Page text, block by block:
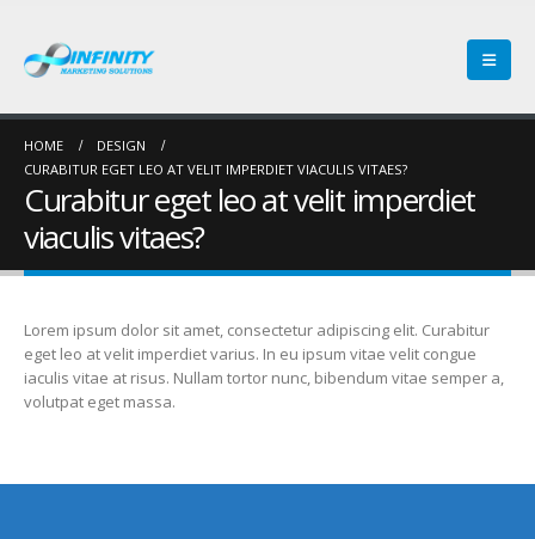
HOME
DESIGN
CURABITUR EGET LEO AT VELIT IMPERDIET VIACULIS VITAES?
Curabitur eget leo at velit imperdiet
viaculis vitaes?
Lorem ipsum dolor sit amet, consectetur adipiscing elit. Curabitur
eget leo at velit imperdiet varius. In eu ipsum vitae velit congue
iaculis vitae at risus. Nullam tortor nunc, bibendum vitae semper a,
volutpat eget massa.